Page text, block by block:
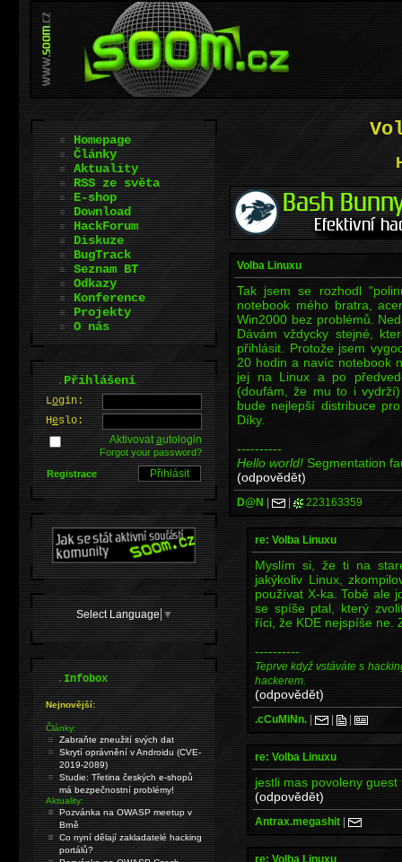
Volba Linuxu
Tak jsem se rozhodl
notebook mého bratra,
Win2000 bez problémů.
Dávám vždycky stejné,
přihlásit. Protože jsem
20 hodin a navíc notebook
jej na Linux a po
(doufám, že mu to i
bude nejlepší distribuce
Díky.
----------
Hello world! Segmentation
(odpovědět)
D@N | | 223163359
re: Volba Linuxu
Myslím si, že ti na
jakýkoliv Linux,
používat X-ka. Tobě ale
se spíše ptal, který
říci, že KDE nejspíše ne.
----------
Teprve když vstáváte s
hackerem.
(odpovědět)
.cCuMiNn. | | |
re: Volba Linuxu
jestli mas povoleny
(odpovědět)
Antrax.megashit |
re: Volba Linuxu
Homepage
Články
Aktuality
RSS ze světa
E-shop
Download
HackForum
Diskuze
BugTrack
Seznam BT
Odkazy
Konference
Projekty
O nás
.Přihlášení
Login:
Heslo:
Aktivovatautologin
Forgot your password?
Registrace
Select Language ▼
.Infobox
Nejnovější:
Články:
Zabraňte zneužití svých dat
Skrytí oprávnění v Androidu (CVE-
2019-2089)
Studie: Třetina českých e-shopů
má bezpečnostní problémy!
Aktuality:
Pozvánka na OWASP meetup v
Brně
Co nyní dělají zakladatelé hacking
portálů?